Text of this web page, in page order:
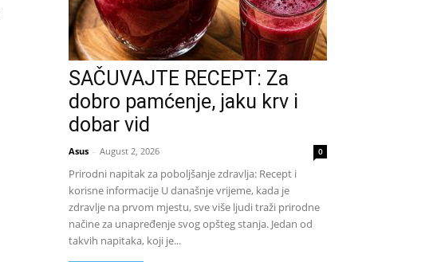
SAČUVAJTE RECEPT: Za
dobro pamćenje, jaku krv i
dobar vid
Asus - August 2, 2026 0
Prirodni napitak za poboljšanje zdravlja: Recept i
korisne informacije U današnje vrijeme, kada je
zdravlje na prvom mjestu, sve više ljudi traži prirodne
načine za unapređenje svog opšteg stanja. Jedan od
takvih napitaka, koji je...